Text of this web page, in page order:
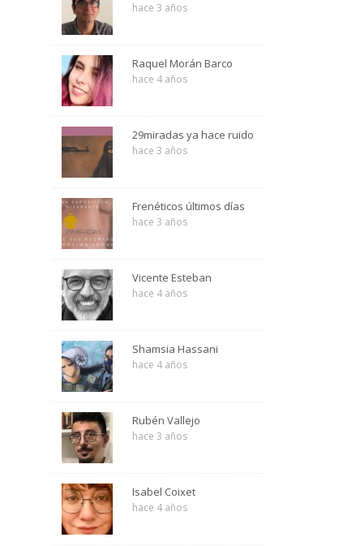
hace 3 años
Raquel Morán Barco
hace 4 años
29miradas ya hace ruido
hace 3 años
Frenéticos últimos días
hace 3 años
Vicente Esteban
hace 4 años
Shamsia Hassani
hace 4 años
Rubén Vallejo
hace 3 años
Isabel Coixet
hace 4 años